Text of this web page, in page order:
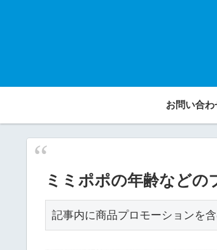
お問い合わ
ミミポポの年齢などの
記事内に商品プロモーションを